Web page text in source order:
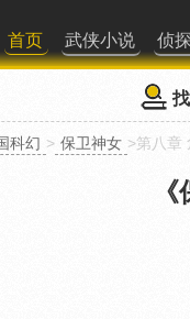
首页 武侠小说 侦
科幻 > 保卫神女 >第八章